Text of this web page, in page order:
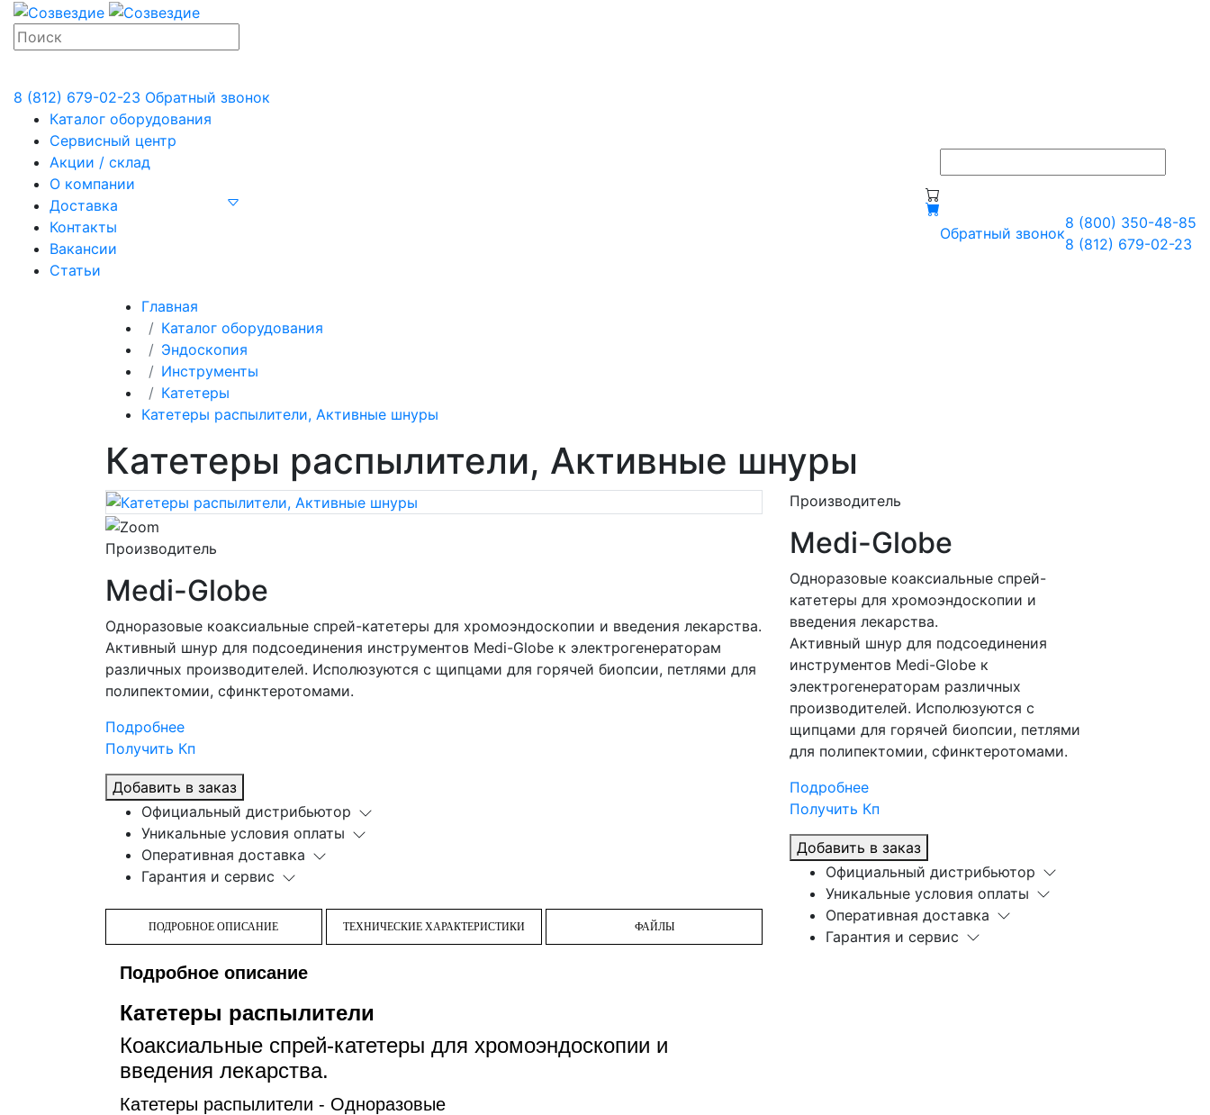
8 (812) 679-02-23 Обратный звонок
Каталог оборудования
Сервисный центр
Акции / склад
О компании
Доставка
Контакты
Вакансии
Статьи
Обратный звонок
8 (800) 350-48-85
8 (812) 679-02-23
Главная
Каталог оборудования
Эндоскопия
Инструменты
Катетеры
Катетеры распылители, Активные шнуры
Катетеры распылители, Активные шнуры
Производитель
Medi-Globe
Одноразовые коаксиальные спрей-катетеры для хромоэндоскопии и введения лекарства.
Активный шнур для подсоединения инструментов Medi-Globe к электрогенераторам
различных производителей. Исполюзуются с щипцами для горячей биопсии, петлями для
полипектомии, сфинктеротомами.
Подробнее
Получить Кп
Добавить в заказ
Официальный дистрибьютор
Уникальные условия оплаты
Оперативная доставка
Гарантия и сервис
ПОДРОБНОЕ ОПИСАНИЕ ТЕХНИЧЕСКИЕ ХАРАКТЕРИСТИКИ ФАЙЛЫ
Подробное описание
Катетеры распылители
Коаксиальные спрей-катетеры для хромоэндоскопии и
введения лекарства.
Катетеры распылители - Одноразовые
Производитель
Medi-Globe
Одноразовые коаксиальные спрей-
катетеры для хромоэндоскопии и
введения лекарства.
Активный шнур для подсоединения
инструментов Medi-Globe к
электрогенераторам различных
производителей. Исполюзуются с
щипцами для горячей биопсии, петлями
для полипектомии, сфинктеротомами.
Подробнее
Получить Кп
Добавить в заказ
Официальный дистрибьютор
Уникальные условия оплаты
Оперативная доставка
Гарантия и сервис